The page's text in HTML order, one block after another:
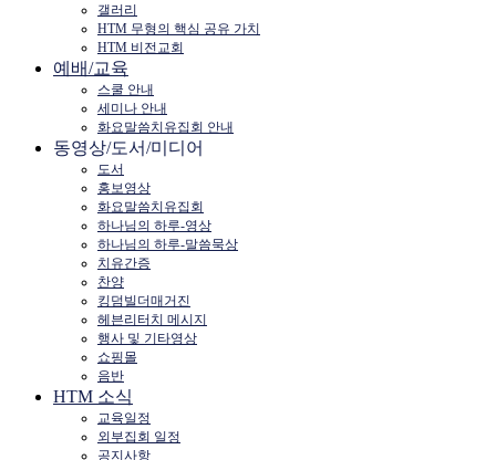
갤러리
HTM 무형의 핵심 공유 가치
HTM 비전교회
예배/교육
스쿨 안내
세미나 안내
화요말씀치유집회 안내
동영상/도서/미디어
도서
홍보영상
화요말씀치유집회
하나님의 하루-영상
하나님의 하루-말씀묵상
치유간증
찬양
킹덤빌더매거진
헤븐리터치 메시지
행사 및 기타영상
쇼핑몰
음반
HTM 소식
교육일정
외부집회 일정
공지사항